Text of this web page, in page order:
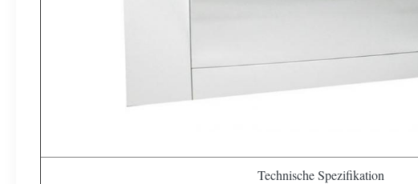
Technische Spezifikation